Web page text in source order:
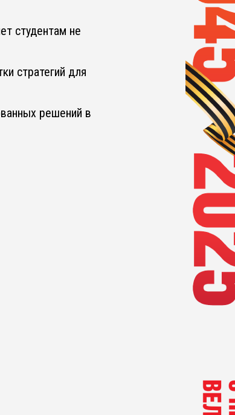
студентам не
стратегий для
решений в